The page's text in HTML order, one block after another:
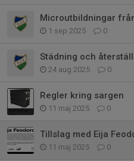
1 sep 2025 0
Städning och
24 aug 2025 0
Regler kring sargen
11 maj 2025 0
Tillslag med Eija
11 maj 2025 0